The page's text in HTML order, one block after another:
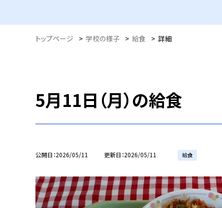
トップページ > 学校の様子 > 給食 > 詳細
5月11日（月）の給食
公開日 2026/05/11 更新日 2026/05/11 給食